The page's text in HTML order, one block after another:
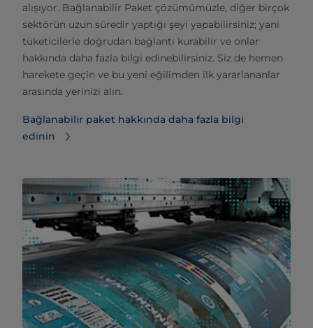
alışıyor. Bağlanabilir Paket çözümümüzle, diğer birçok
sektörün uzun süredir yaptığı şeyi yapabilirsiniz; yani
tüketicilerle doğrudan bağlantı kurabilir ve onlar
hakkında daha fazla bilgi edinebilirsiniz. Siz de hemen
harekete geçin ve bu yeni eğilimden ilk yararlananlar
arasında yerinizi alın.
Bağlanabilir paket hakkında daha fazla bilgi
edinin